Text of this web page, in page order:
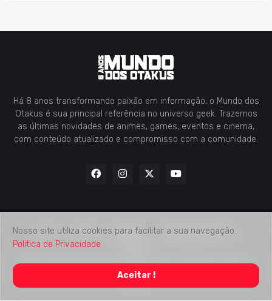
Há 8 anos transformando paixão em informação, o Mundo dos
Otakus é sua principal referência no universo geek. Trazemos
as últimas novidades de animes, games, eventos e cinema,
com conteúdo atualizado e compromisso com a comunidade.
Reservados
Home Contato Midia Kit
Verificação de Fatos
Nosso site utiliza cookies para facilitar a sua navegação.
Politica de Privacidade
Aceitar !